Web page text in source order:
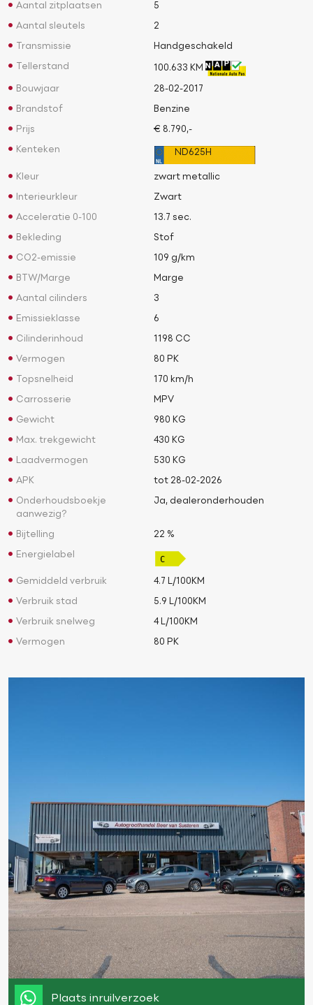
Aantal zitplaatsen 5
Aantal sleutels 2
Transmissie Handgeschakeld
Tellerstand 100.633 KM
Bouwjaar 28-02-2017
Brandstof Benzine
Prijs € 8.790,-
Kenteken ND625H
Kleur zwart metallic
Interieurkleur Zwart
Acceleratie 0-100 13.7 sec.
Bekleding Stof
CO2-emissie 109 g/km
BTW/Marge Marge
Aantal cilinders 3
Emissieklasse 6
Cilinderinhoud 1198 CC
Vermogen 80 PK
Topsnelheid 170 km/h
Carrosserie MPV
Gewicht 980 KG
Max. trekgewicht 430 KG
Laadvermogen 530 KG
APK tot 28-02-2026
Onderhoudsboekje
aanwezig?
Ja, dealeronderhouden
Bijtelling 22 %
Energielabel
Gemiddeld verbruik 4.7 L/100KM
Verbruik stad 5.9 L/100KM
Verbruik snelweg 4 L/100KM
Vermogen 80 PK
Plaats inruilverzoek